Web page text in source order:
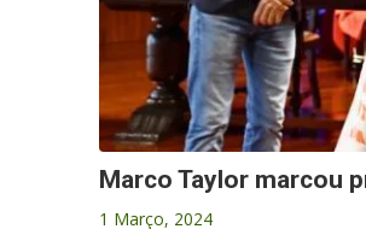
Marco Taylor marcou
1 Março, 2024